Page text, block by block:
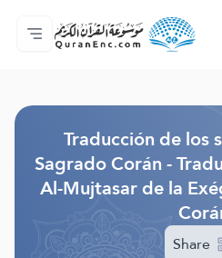
Página principal
Índice de traducciones
Audio
Servicios de
Sobre el proyecto
Contáctanos
Idioma
Traducción de los
Sagrado Corán -
Al-Mujtasar de la
Share